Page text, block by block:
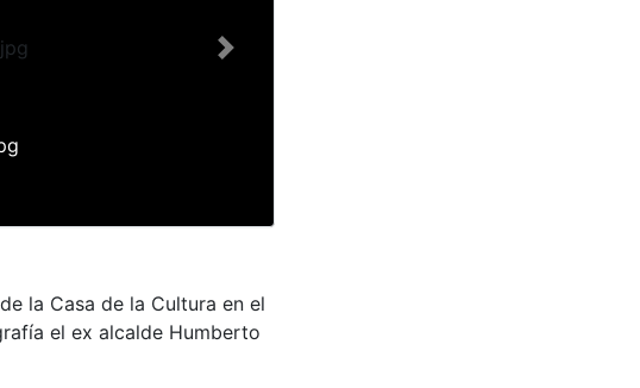
Next
la Casa de la Cultura en el
el ex alcalde Humberto